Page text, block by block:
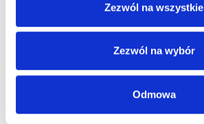
Zezwól na wszystkie
Zezwól na wybór
Odmowa
Informacje
dodatkowe